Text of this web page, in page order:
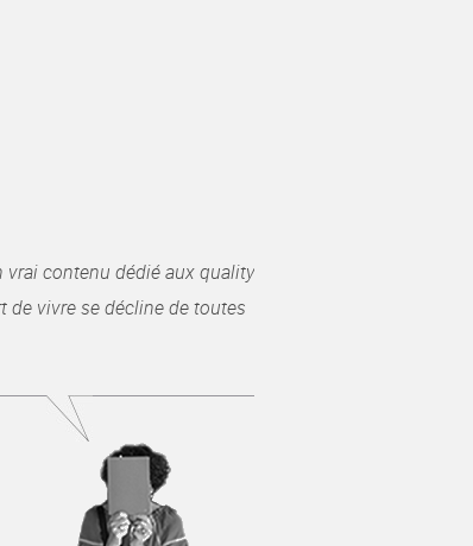
contenu dédié aux quality
de vivre se décline de toutes